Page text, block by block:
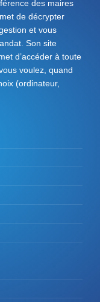
des maires
de décrypter
et vous
Son site
d’accéder à toute
voulez, quand
(ordinateur,